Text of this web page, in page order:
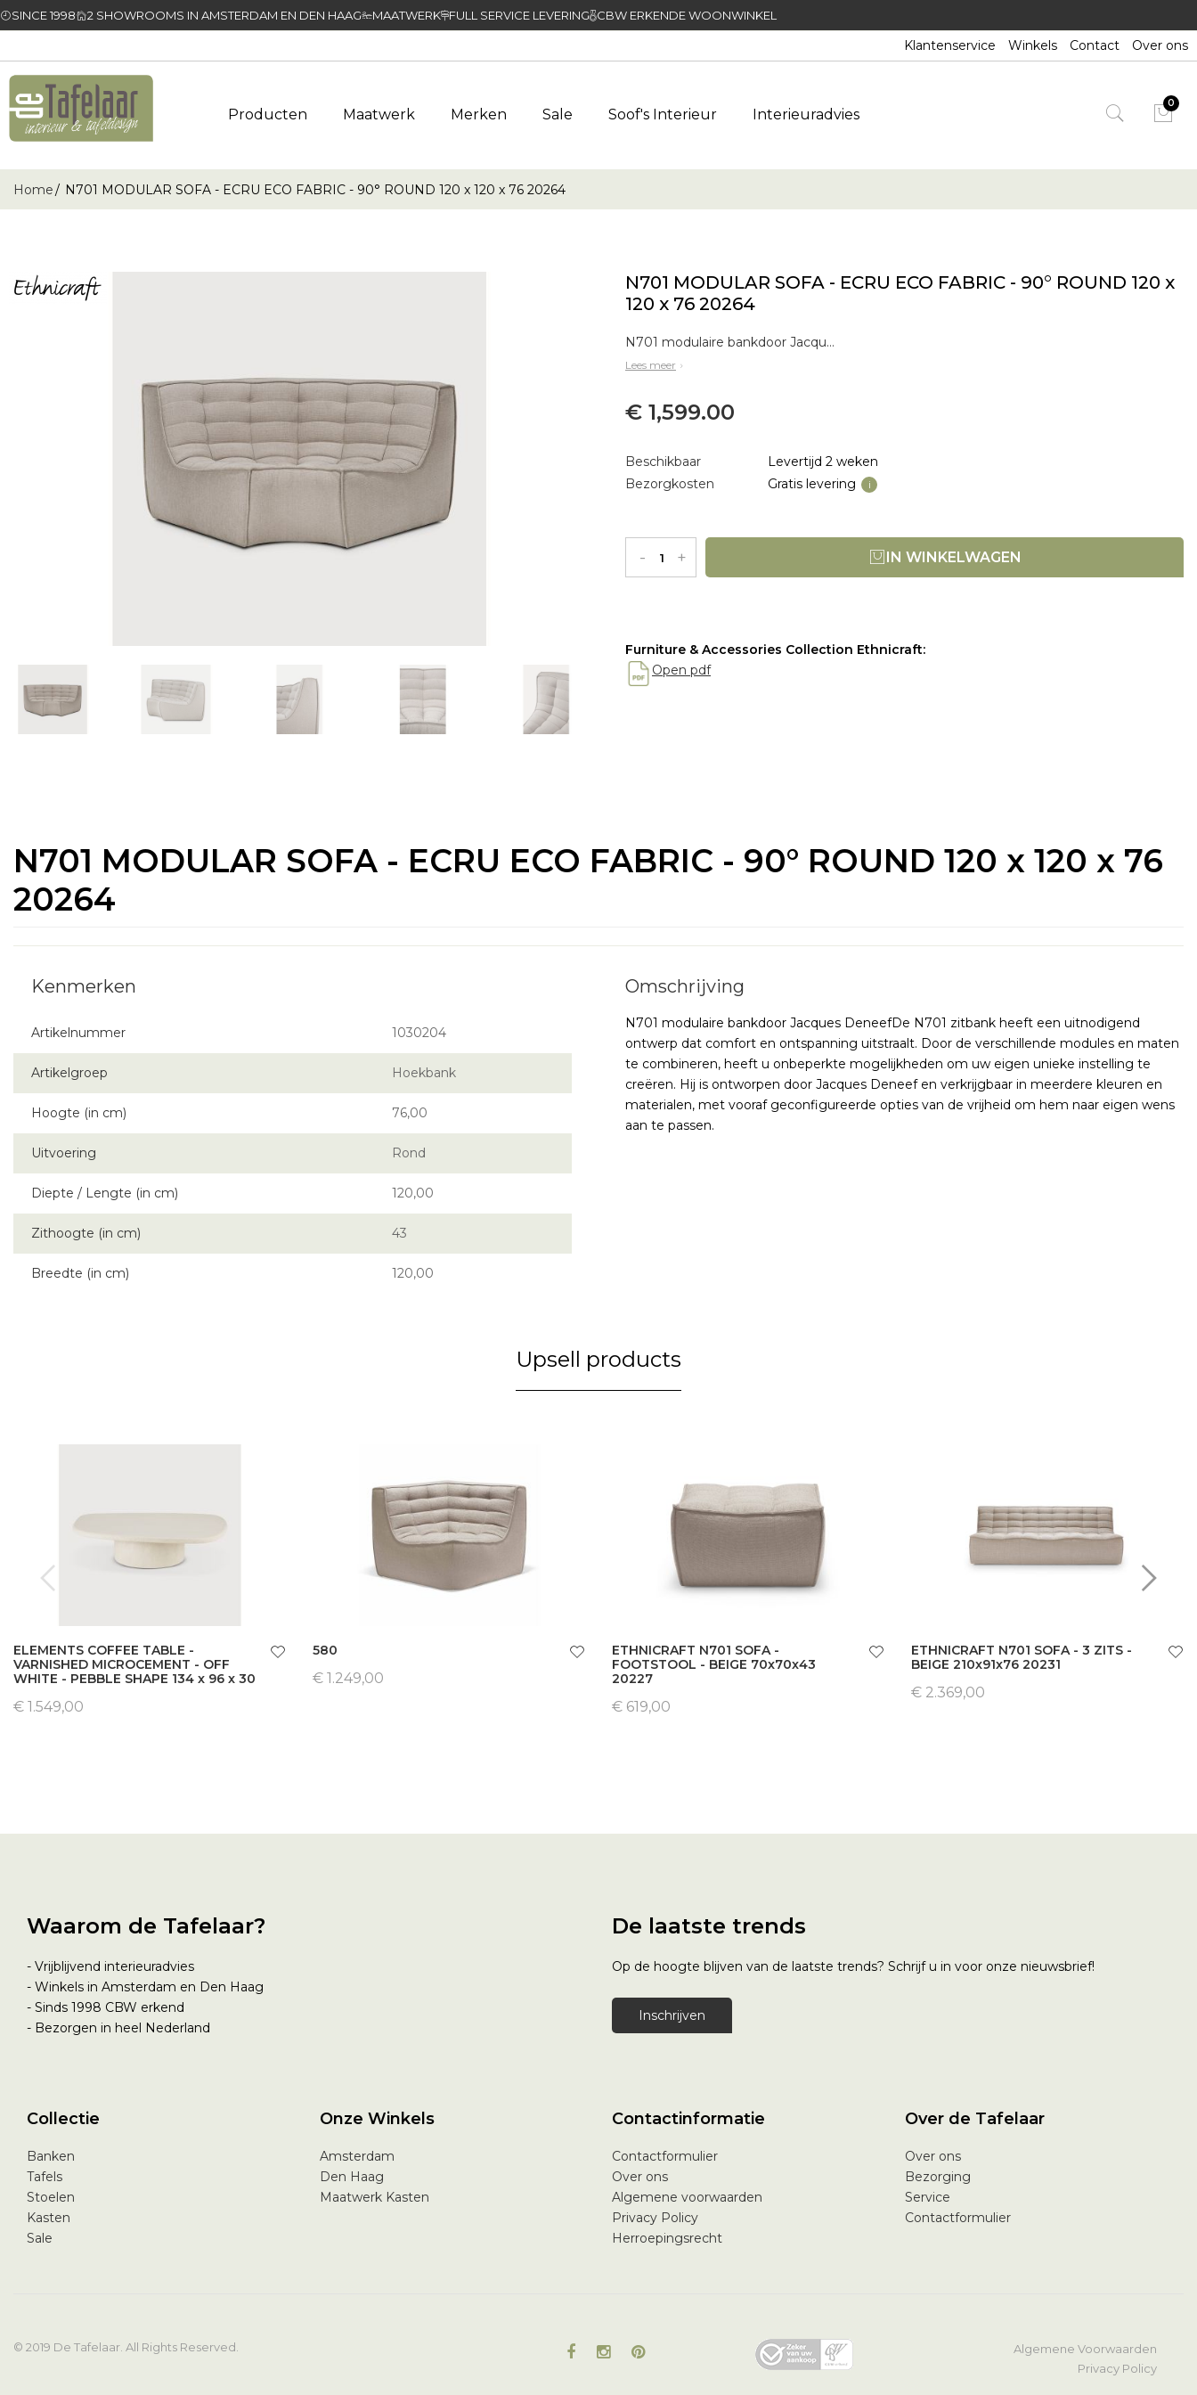
SINCE 1998 2 SHOWROOMS IN AMSTERDAM EN DEN HAAG MAATWERK FULL SERVICE LEVERING CBW ERKENDE WOONWINKEL
Klantenservice Winkels Contact Over ons
Producten Maatwerk Merken Sale Soof's Interieur Interieuradvies
Home N701 MODULAR SOFA - ECRU ECO FABRIC - 90° ROUND 120 x 120 x 76 20264
N701 MODULAR SOFA - ECRU ECO FABRIC - 90° ROUND 120 x
120 x 76 20264
N701 modulaire bankdoor Jacques DeneefDe N701 zitbank heeft een uitnodigend ontwerp dat comfort en ontspanning uitstraalt. Door de verschillende modules en maten te combineren, heeft u onbeperkte mogelijkheden om uw eigen unieke instelling te creëren. Hij
Lees meer
€ 1,599.00
Beschikbaar
Levertijd 2 weken
Bezorgkosten
Gratis levering i
- + IN WINKELWAGEN
Furniture & Accessories Collection Ethnicraft:
Open pdf
N701 MODULAR SOFA - ECRU ECO FABRIC - 90° ROUND 120 x 120 x 76
20264
N701 modulaire bankdoor Jacques DeneefDe N701 zitbank heeft een uitnodigend
ontwerp dat comfort en ontspanning uitstraalt. Door de verschillende modules en maten
te combineren, heeft u onbeperkte mogelijkheden om uw eigen unieke instelling te
creëren. Hij is ontworpen door Jacques Deneef en verkrijgbaar in meerdere kleuren en
materialen, met vooraf geconfigureerde opties van de vrijheid om hem naar eigen wens
aan te passen.
Artikelnummer 1030204
Artikelgroep Hoekbank
Hoogte (in cm) 76,00
Uitvoering Rond
Diepte / Lengte (in cm) 120,00
Zithoogte (in cm) 43
Breedte (in cm) 120,00
Upsell products
ELEMENTS COFFEE TABLE -
VARNISHED MICROCEMENT - OFF
WHITE - PEBBLE SHAPE 134 x 96 x 30
€ 1.549,00
580
€ 1.249,00
ETHNICRAFT N701 SOFA -
FOOTSTOOL - BEIGE 70x70x43
20227
€ 619,00
ETHNICRAFT N701 SOFA - 3 ZITS -
BEIGE 210x91x76 20231
€ 2.369,00
Waarom de Tafelaar?
- Vrijblijvend interieuradvies
- Winkels in Amsterdam en Den Haag
- Sinds 1998 CBW erkend
- Bezorgen in heel Nederland
De laatste trends
Op de hoogte blijven van de laatste trends? Schrijf u in voor onze nieuwsbrief!
Inschrijven
Collectie
Banken
Tafels
Stoelen
Kasten
Sale
Onze Winkels
Amsterdam
Den Haag
Maatwerk Kasten
Contactinformatie
Contactformulier
Over ons
Algemene voorwaarden
Privacy Policy
Herroepingsrecht
Over de Tafelaar
Over ons
Bezorging
Service
Contactformulier
© 2019 De Tafelaar. All Rights Reserved.
Algemene Voorwaarden
Privacy Policy